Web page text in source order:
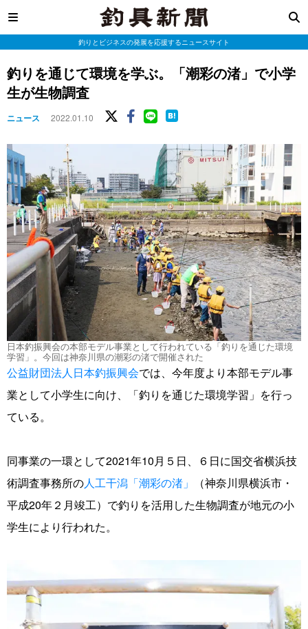
釣りとビジネスの発展を応援するニュースサイト
釣りを通じて環境を学ぶ。「潮彩の渚」で小学
生が生物調査
ニュース 2022.01.10
日本釣振興会の本部モデル事業として行われている「釣りを通じた環境
学習」。今回は神奈川県の潮彩の渚で開催された
公益財団法人日本釣振興会では、今年度より本部モデル事
業として小学生に向け、「釣りを通じた環境学習」を行っ
ている。
同事業の一環として2021年10月５日、６日に国交省横浜技
術調査事務所の人工干潟「潮彩の渚」
（神奈川県横浜市・
平成20年２月竣工）で釣りを活用した生物調査が地元の小
学生により行われた。